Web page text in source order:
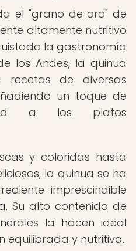
el "grano de oro" de
altamente nutritivo
la gastronomía
los Andes, la quinua
de diversas
un toque de
a los platos
y coloridas hasta
la quinua se ha
imprescindible
Su alto contenido de
la hacen ideal
equilibrada y nutritiva.